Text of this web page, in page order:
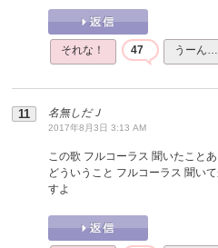
それな！ 47 うーん…
名無しだＪ
2017年8月3日 3:13 AM
この歌 フルコーラス 聞いたこと
どういうこと フルコーラス 聞い
すよ